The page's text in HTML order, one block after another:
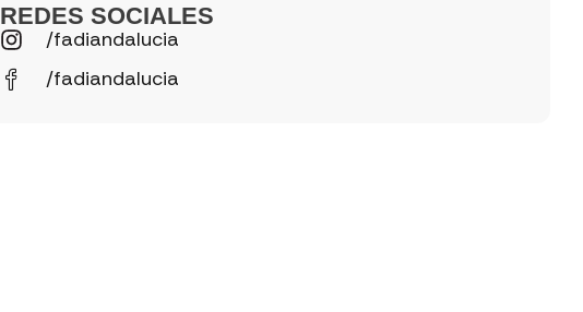
REDES SOCIALES
/fadiandalucia
/fadiandalucia